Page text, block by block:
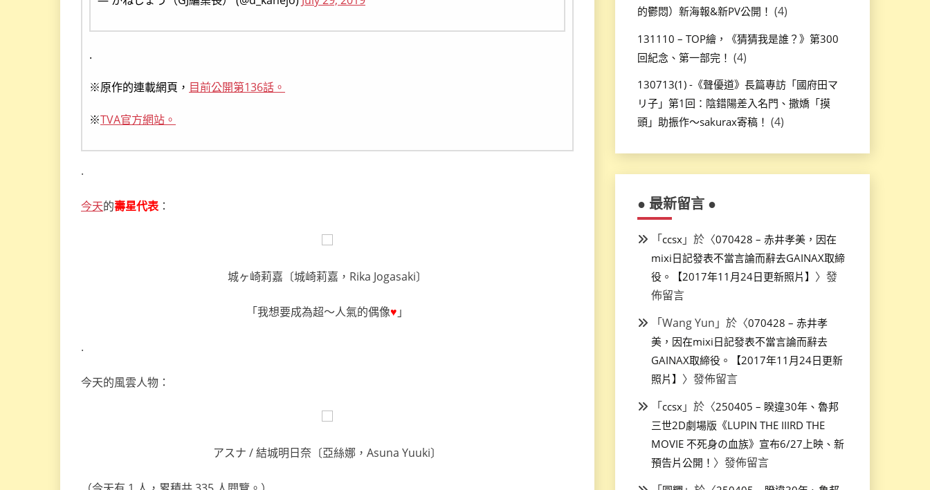
.
※原作的連載網頁， 目前公開第136話。
※TVA官方網站。
.
今天的壽星代表：
城ヶ崎莉嘉〔城崎莉嘉，Rika Jogasaki〕
「我想要成為超～人氣的偶像♥ 」
.
今天的風雲人物：
アスナ / 結城明日奈〔亞絲娜，Asuna Yuuki〕
的鬱悶）新海報&新PV公開！ (4)
131110 – TOP繪，《猜猜我是誰？》第300
回紀念、第一部完！ (4)
130713(1) -《聲優道》長篇專訪「國府田マ
リ子」第1回：陰錯陽差入名門、撒嬌「摸
頭」助振作～sakurax寄稿！ (4)
● 最新留言 ●
「ccsx」於〈070428 – 赤井孝美，因在
mixi日記發表不當言論而辭去GAINAX取締
役。【2017年11月24日更新照片】 〉發
佈留言
「Wang Yun 」於〈070428 – 赤井孝
美，因在mixi日記發表不當言論而辭去
GAINAX取締役。【2017年11月24日更新
照片】 〉發佈留言
「ccsx」於〈250405 – 睽違30年、魯邦
三世2D劇場版《LUPIN THE IIIRD THE
MOVIE 不死身の血族》宣布6/27上映、新
預告片公開！ 〉發佈留言